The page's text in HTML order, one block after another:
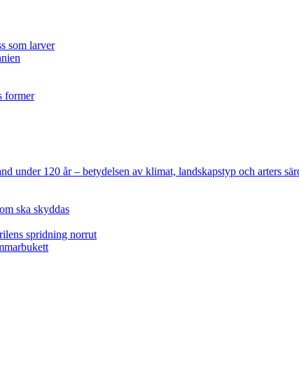
som larver
former
under 120 år– betydelsen av klimat, landskapstyp och arters
ska skyddas
spridning norrut